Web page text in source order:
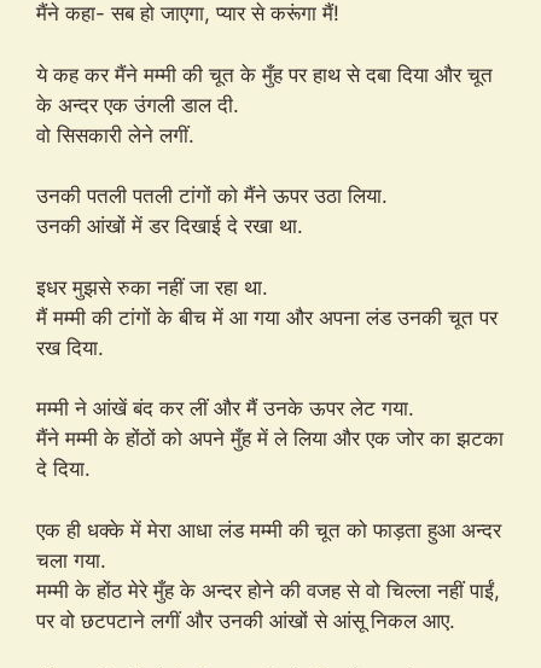
मैंने कहा- सब हो जाएगा, प्यार से करूंगा मैं!
ये कह कर मैंने मम्मी की चूत के मुँह पर हाथ से दबा दिया और चूत
के अन्दर एक उंगली डाल दी.
वो सिसकारी लेने लगीं.
उनकी पतली पतली टांगों को मैंने ऊपर उठा लिया.
उनकी आंखों में डर दिखाई दे रखा था.
इधर मुझसे रुका नहीं जा रहा था.
मैं मम्मी की टांगों के बीच में आ गया और अपना लंड उनकी चूत पर
रख दिया.
मम्मी ने आंखें बंद कर लीं और मैं उनके ऊपर लेट गया.
मैंने मम्मी के होंठों को अपने मुँह में ले लिया और एक जोर का झटका
दे दिया.
एक ही धक्के में मेरा आधा लंड मम्मी की चूत को फाड़ता हुआ अन्दर
चला गया.
मम्मी के होंठ मेरे मुँह के अन्दर होने की वजह से वो चिल्ला नहीं पाईं,
पर वो छटपटाने लगीं और उनकी आंखों से आंसू निकल आए.